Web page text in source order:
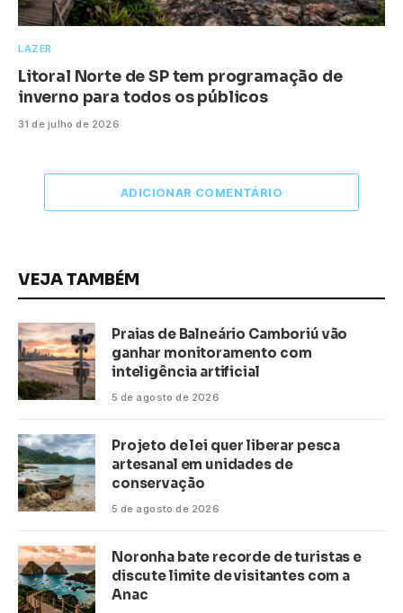
LAZER
Litoral Norte de SP tem programação de
inverno para todos os públicos
31 de julho de 2026
ADICIONAR COMENTÁRIO
VEJA TAMBÉM
Praias de Balneário Camboriú vão
ganhar monitoramento com
inteligência artificial
5 de agosto de 2026
Projeto de lei quer liberar pesca
artesanal em unidades de
conservação
5 de agosto de 2026
Noronha bate recorde de turistas e
discute limite de visitantes com a
Anac